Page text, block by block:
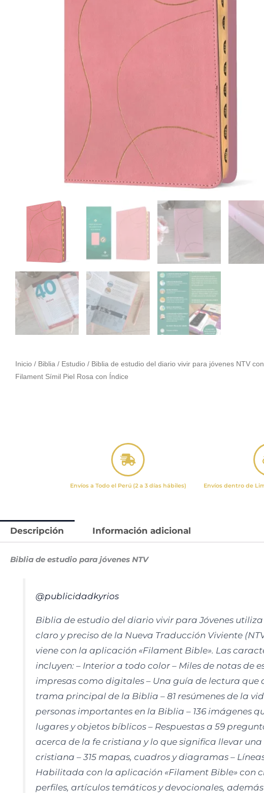
Inicio / Biblia / Estudio / Biblia de estudio del diario vivir para jóvenes NTV con
Filament Símil Piel Rosa con Índice
Envíos a Todo el Perú (2 a 3 días hábiles) Envíos dentro de
Descripción Información adicional
Biblia de estudio para jóvenes NTV
@publicidadkyrios
Biblia de estudio del diario vivir para Jóvenes
claro y preciso de la Nueva Traducción Viviente
viene con la aplicación «Filament Bible». Las
incluyen: – Interior a todo color – Miles de notas de
impresas como digitales – Una guía de lectura que
trama principal de la Biblia – 81 resúmenes de la
personas importantes en la Biblia – 136 imágenes
lugares y objetos bíblicos – Respuestas a 59
acerca de la fe cristiana y lo que significa llevar una
cristiana – 315 mapas, cuadros y diagramas –
Habilitada con la aplicación «Filament Bible» con
perfiles, artículos temáticos y devocionales, además